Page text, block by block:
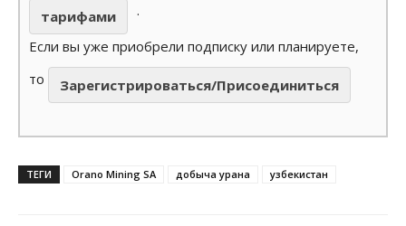
тарифами
.
Если вы уже приобрели подписку или планируете,
то
Зарегистрироваться/Присоединиться
ТЕГИ Orano Mining SА добыча урана узбекистан